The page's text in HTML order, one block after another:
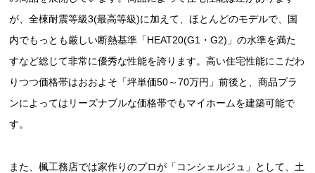
が、全棟耐震等級3(最高等級)に加えて、ほとんどのモデルで、国
内でもっとも厳しい断熱基準「HEAT20(G1・G2)」の水準を満た
すなど総じて非常に優秀な性能を誇ります。高い住宅性能にこだわ
りつつ価格帯はおおよそ「坪単価50～70万円」前後と、商品プラ
ンによってはリーズナブルな価格帯でもマイホームを建築可能で
す。
また、楓工務店では家作りのプロが「コンシェルジュ」として、土